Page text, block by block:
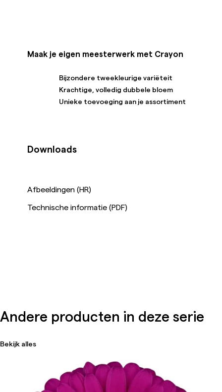
Maak je eigen meesterwerk met Crayon
Bijzondere tweekleurige variëteit
Krachtige, volledig dubbele bloem
Unieke toevoeging aan je assortiment
Downloads
Afbeeldingen (HR)
Technische informatie (PDF)
Andere producten in deze serie
Bekijk alles